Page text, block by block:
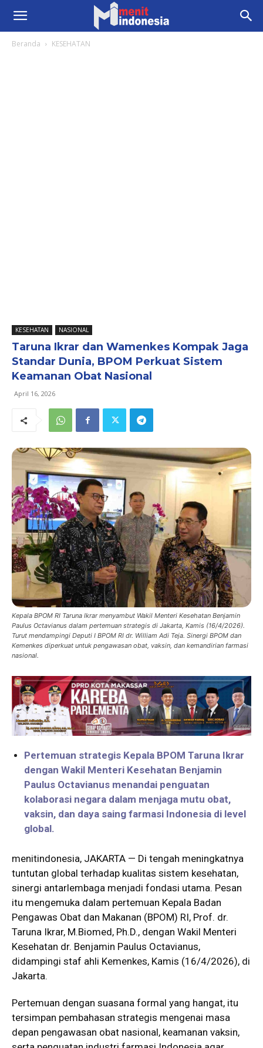
Beranda KESEHATAN
KESEHATAN NASIONAL
Taruna Ikrar dan Wamenkes Kompak Jaga
Standar Dunia, BPOM Perkuat Sistem
Keamanan Obat Nasional
April 16, 2026
Kepala BPOM RI Taruna Ikrar menyambut Wakil Menteri Kesehatan Benjamin
Paulus Octavianus dalam pertemuan strategis di Jakarta, Kamis (16/4/2026).
Turut mendampingi Deputi I BPOM RI dr. William Adi Teja. Sinergi BPOM dan
Kemenkes diperkuat untuk pengawasan obat, vaksin, dan kemandirian farmasi
nasional.
Pertemuan strategis Kepala BPOM Taruna Ikrar
dengan Wakil Menteri Kesehatan Benjamin
Paulus Octavianus menandai penguatan
kolaborasi negara dalam menjaga mutu obat,
vaksin, dan daya saing farmasi Indonesia di level
global.
menitindonesia, JAKARTA — Di tengah meningkatnya
tuntutan global terhadap kualitas sistem kesehatan,
sinergi antarlembaga menjadi fondasi utama. Pesan
itu mengemuka dalam pertemuan Kepala Badan
Pengawas Obat dan Makanan (BPOM) RI, Prof. dr.
Taruna Ikrar, M.Biomed, Ph.D., dengan Wakil Menteri
Kesehatan dr. Benjamin Paulus Octavianus,
didampingi staf ahli Kemenkes, Kamis (16/4/2026), di
Jakarta.
Pertemuan dengan suasana formal yang hangat, itu
tersimpan pembahasan strategis mengenai masa
depan pengawasan obat nasional, keamanan vaksin,